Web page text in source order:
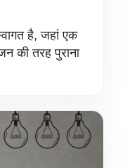
है, जहां एक
की तरह पुराना